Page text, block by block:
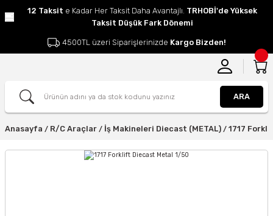
12 Taksit e Kadar Her Taksit Daha Avantajlı. TRHOBİ'de Yüksek
Taksit Düşük Fark Dönemi
4500TL üzeri Siparişlerinizde Kargo Bizden!
ARA
Anasayfa R/C Araçlar İş Makineleri Diecast (METAL) 1717